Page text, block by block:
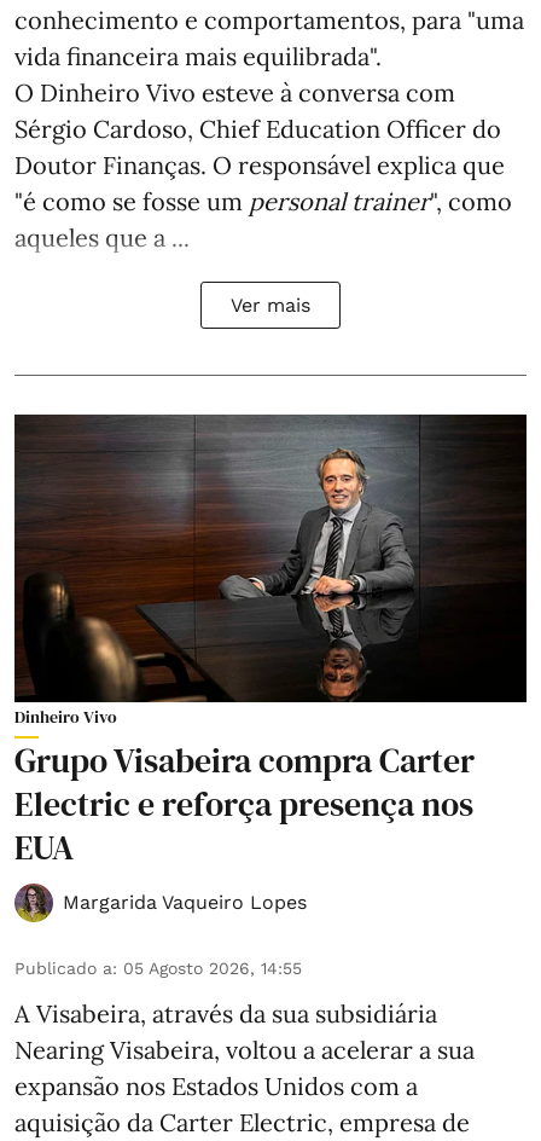
conhecimento e comportamentos, para "uma
vida financeira mais equilibrada".
O Dinheiro Vivo esteve à conversa com
Sérgio Cardoso, Chief Education Officer do
Doutor Finanças. O responsável explica que
"é como se fosse um personal trainer", como
aqueles que a ...
Ver mais
Dinheiro Vivo
Grupo Visabeira compra Carter
Electric e reforça presença nos
EUA
Margarida Vaqueiro Lopes
Publicado a: 05 Agosto 2026, 14:55
A Visabeira, através da sua subsidiária
Nearing Visabeira, voltou a acelerar a sua
expansão nos Estados Unidos com a
aquisição da Carter Electric, empresa de